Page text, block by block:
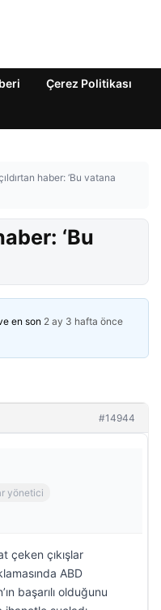
Çerez Politikası
haber: ‘Bu vatana
‘Bu
en son 2 ay 3 hafta önce
#14944
yönetici
çeken çıkışlar
ABD
başarılı olduğunu